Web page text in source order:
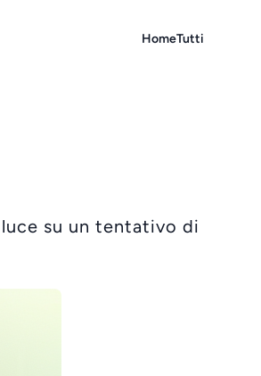
HomeTutti
su un tentativo di